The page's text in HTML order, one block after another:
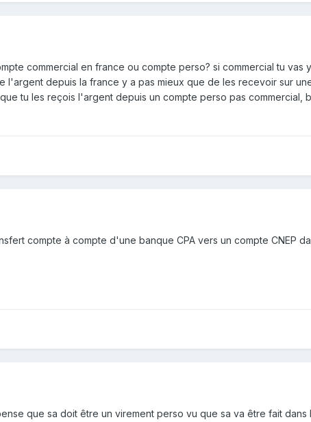
commercial en france ou compte perso? si commercial tu vas
l'argent depuis la france y a pas mieux que de les recevoir sur
tu les reçois l'argent depuis un compte perso pas commercial,
compte à compte d'une banque CPA vers un compte CNEP
que sa doit être un virement perso vu que sa va être fait